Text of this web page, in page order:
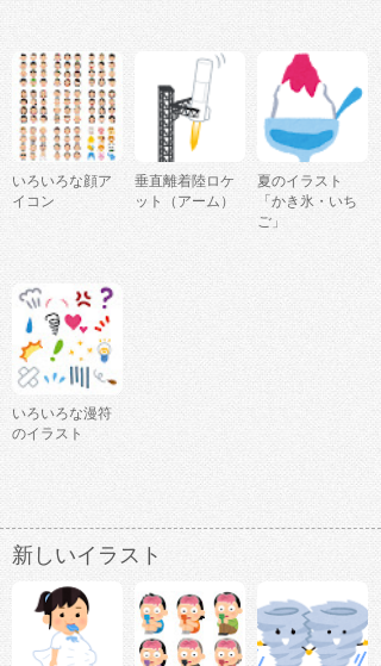
いろいろな顔ア
イコン
垂直離着陸ロケ
ット（アーム）
夏のイラスト
「かき氷・いち
ご」
いろいろな漫符
のイラスト
新しいイラスト